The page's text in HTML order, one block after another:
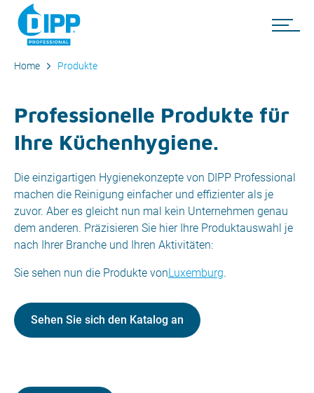
Home Produkte
Professionelle Produkte für
Ihre Küchenhygiene.
Die einzigartigen Hygienekonzepte von DIPP Professional
machen die Reinigung einfacher und effizienter als je
zuvor. Aber es gleicht nun mal kein Unternehmen genau
dem anderen. Präzisieren Sie hier Ihre Produktauswahl je
nach Ihrer Branche und Ihren Aktivitäten:
Sie sehen nun die Produkte vonLuxemburg.
Sehen Sie sich den Katalog an